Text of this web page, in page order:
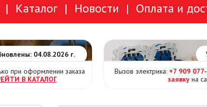
| Каталог | Новости | Оплата и
04.08.2026 г.
при оформлении заказа
В КАТАЛОГ
Вызов электрика: +7 909
заявку на